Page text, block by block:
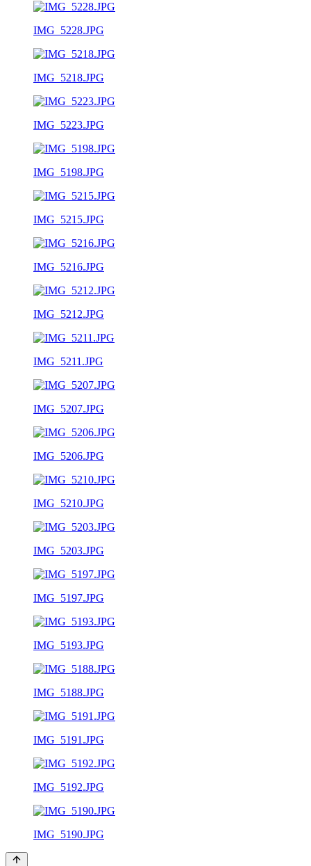
IMG_5228.JPG
IMG_5218.JPG
IMG_5223.JPG
IMG_5198.JPG
IMG_5215.JPG
IMG_5216.JPG
IMG_5212.JPG
IMG_5211.JPG
IMG_5207.JPG
IMG_5206.JPG
IMG_5210.JPG
IMG_5203.JPG
IMG_5197.JPG
IMG_5193.JPG
IMG_5188.JPG
IMG_5191.JPG
IMG_5192.JPG
IMG_5190.JPG